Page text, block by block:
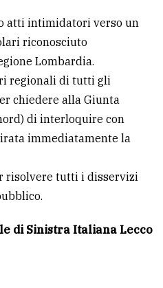
atti intimidatori verso un
riconosciuto
Lombardia.
regionali di tutti gli
chiedere alla Giunta
di interloquire con
immediatamente la
risolvere tutti i disservizi
di Sinistra Italiana Lecco